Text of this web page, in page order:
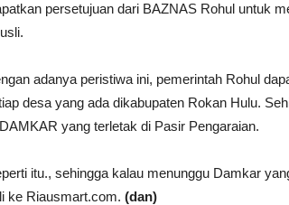
persetujuan dari BAZNAS Rohul untuk
adanya peristiwa ini, pemerintah Rohul
desa yang ada dikabupaten Rokan Hulu.
yang terletak di Pasir Pengaraian.
itu., sehingga kalau menunggu Damkar
ke Riausmart.com. (dan)